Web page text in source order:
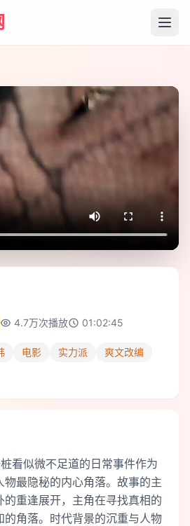
4.7万次播放 01:02:45
电影 实力派
爽文改编
看似微不足道的日常事件作为
物最隐秘的内心角落。故事的主
的重逢展开，主角在寻找真相的
的角落。时代背景的沉重与人物